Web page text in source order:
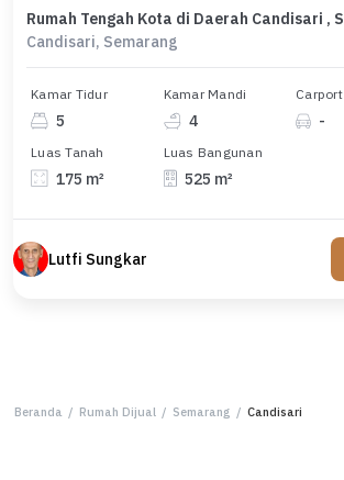
Candisari, Semarang
Kamar Tidur
5
Kamar Mandi
4
Carport
-
Luas Tanah
175 m²
Luas Bangunan
525 m²
Lutfi Sungkar
Beranda / Rumah Dijual / Semarang / Candisari